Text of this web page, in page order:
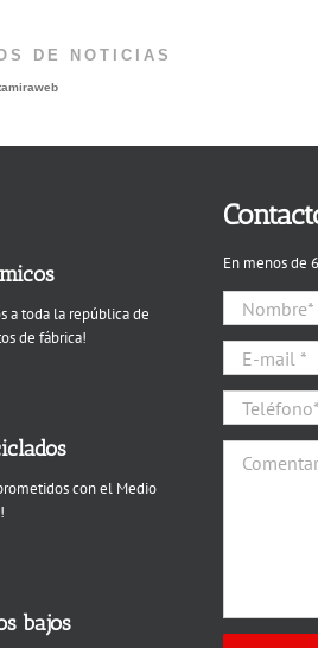
DE NOTICIAS
a toda la república de
de fábrica!
con el Medio
bajos
En menos de